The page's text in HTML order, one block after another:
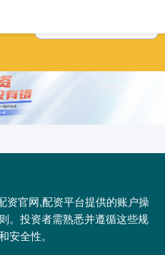
资官网,配资平台提供的账户操
。投资者需熟悉并遵循这些规
安全性。